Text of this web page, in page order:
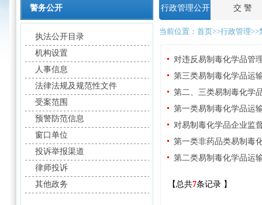
警务公开
执法公开目录
机构设置
人事信息
法律法规及规范性文件
受案范围
预警防范信息
窗口单位
投诉举报渠道
律师投诉
其他政务
行政管理公开 交 警
当前位置： 首页>>行政管理>>
对违反易制毒化学品管
第三类易制毒化学品运
第二、三类易制毒化学
第一类易制毒化学品运
对易制毒化学品企业监
第一类非药品类易制毒
第二类易制毒化学品运
【总共7条记录 】